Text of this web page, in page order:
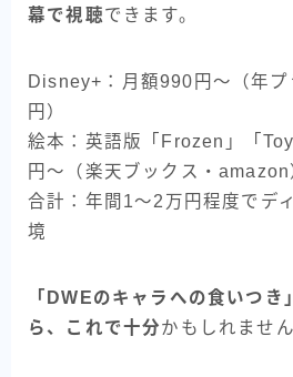
幕で視聴できます。
Disney+：月額990円〜（年
円）
絵本：英語版「Frozen」「
円〜（楽天ブックス・amazon
合計：年間1〜2万円程度でデ
境
「DWEのキャラへの食いつき
ら、これで十分かもしれません